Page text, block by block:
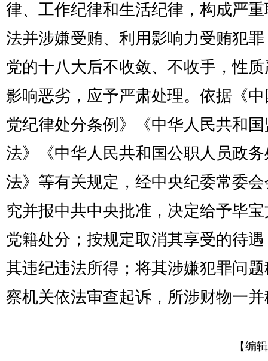
律、工作纪律和生活纪律，构成严
法并涉嫌受贿、利用影响力受贿犯
党的十八大后不收敛、不收手，性
影响恶劣，应予严肃处理。依据《
党纪律处分条例》《中华人民共和
法》《中华人民共和国公职人员政
法》等有关规定，经中央纪委常委
究并报中共中央批准，决定给予毕
党籍处分；按规定取消其享受的待
其违纪违法所得；将其涉嫌犯罪问
察机关依法审查起诉，所涉财物一
【编